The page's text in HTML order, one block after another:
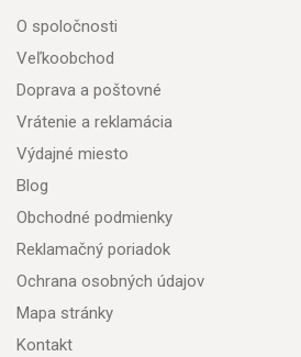
O spoločnosti
Veľkoobchod
Doprava a poštovné
Vrátenie a reklamácia
Výdajné miesto
Blog
Obchodné podmienky
Reklamačný poriadok
Ochrana osobných údajov
Mapa stránky
Kontakt